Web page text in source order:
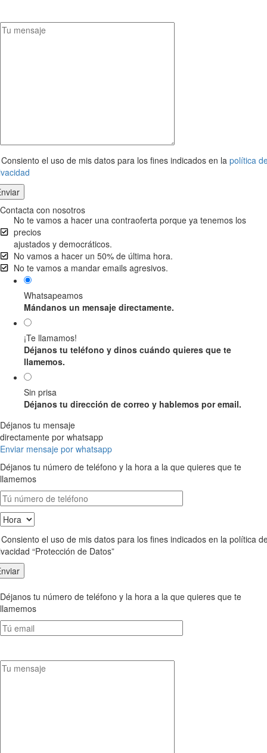
el uso de mis datos para los fines indicados en la política
Contacta con nosotros
No te vamos a hacer una contraoferta porque ya tenemos los
precios
ajustados y democráticos.
No vamos a hacer un 50% de última hora.
No te vamos a mandar emails agresivos.
Whatsapeamos
Mándanos un mensaje directamente.
¡Te llamamos!
Déjanos tu teléfono y dinos cuándo quieres que te
llamemos.
Sin prisa
Déjanos tu dirección de correo y hablemos por email.
Déjanos tu mensaje
directamente por whatsapp
Enviar mensaje por whatsapp
Déjanos tu número de teléfono y la hora a la que quieres que te
llamemos
el uso de mis datos para los fines indicados en la política
“Protección de Datos”
Déjanos tu número de teléfono y la hora a la que quieres que te
llamemos